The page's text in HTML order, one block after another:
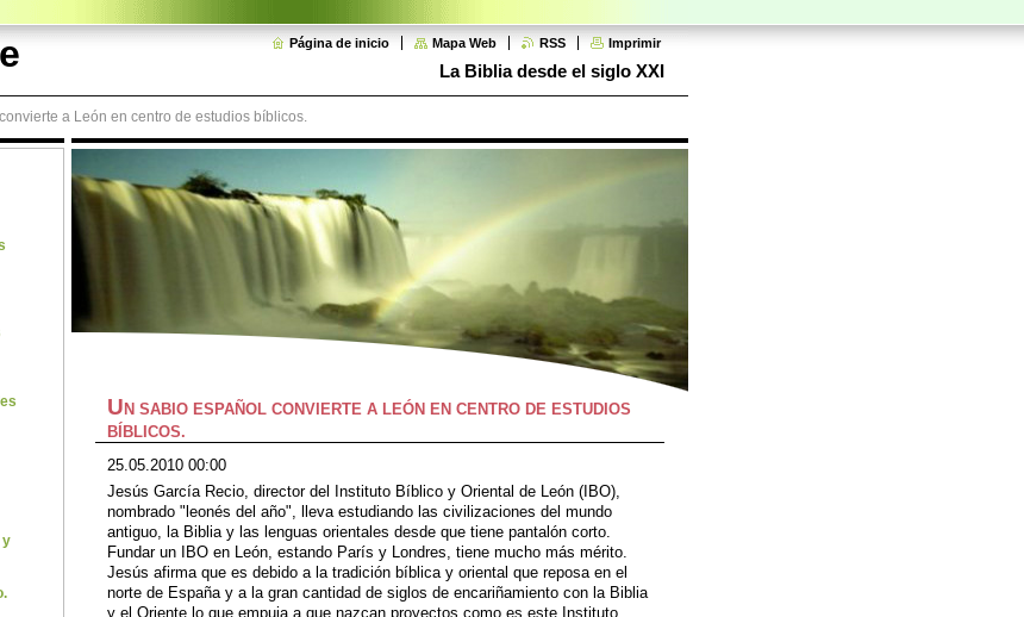
Página de inicio Mapa Web RSS Imprimir
La Biblia desde el siglo XXI
a León en centro de estudios bíblicos.
U N SABIO ESPAÑOL CONVIERTE A LEÓN EN CENTRO DE ESTUDIOS
BÍBLICOS.
25.05.2010 00:00
Jesús García Recio, director del Instituto Bíblico y Oriental de León (IBO),
nombrado "leonés del año", lleva estudiando las civilizaciones del mundo
antiguo, la Biblia y las lenguas orientales desde que tiene pantalón corto.
Fundar un IBO en León, estando París y Londres, tiene mucho más mérito.
Jesús afirma que es debido a la tradición bíblica y oriental que reposa en el
norte de España y a la gran cantidad de siglos de encariñamiento con la Biblia
y el Oriente lo que empuja a que nazcan proyectos como es este Instituto
y